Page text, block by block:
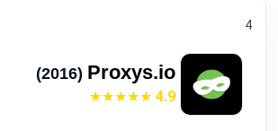
4
Proxys.io
(2016)
4.9